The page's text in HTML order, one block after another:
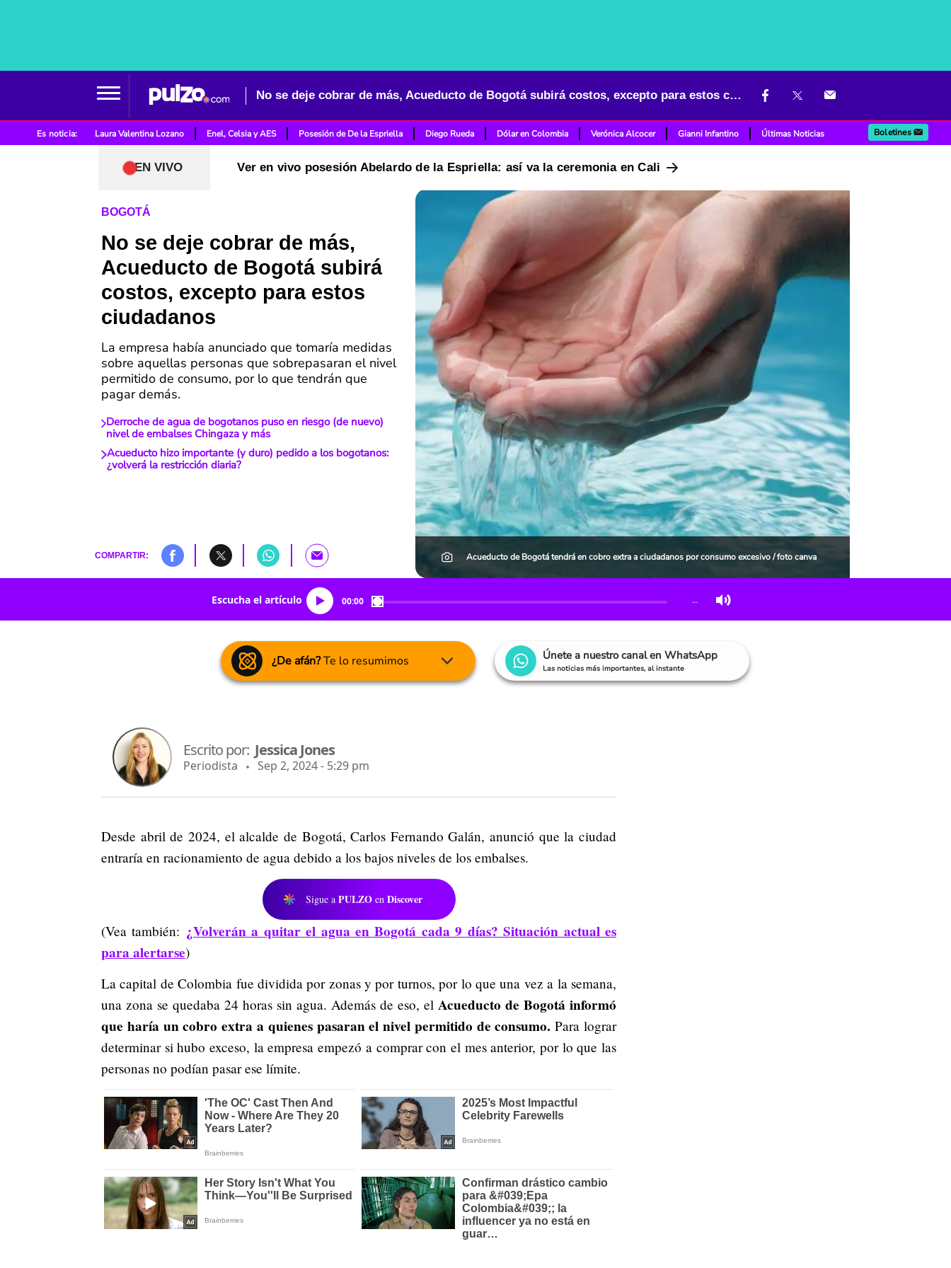
No se deje cobrar de más, Acueducto de Bogotá subirá costos, excepto para estos ciudadanos
Es noticia: Laura Valentina Lozano Enel, Celsia y AES Posesión de De la Espriella Diego Rueda Dólar en Colombia Verónica Alcocer Gianni Infantino Últimas Noticias Boletines
EN VIVO Ver en vivo posesión Abelardo de la Espriella: así va la ceremonia en Cali
BOGOTÁ
No se deje cobrar de más,
Acueducto de Bogotá subirá
costos, excepto para estos
ciudadanos
La empresa había anunciado que tomaría medidas
sobre aquellas personas que sobrepasaran el nivel
permitido de consumo, por lo que tendrán que
pagar demás.
Derroche de agua de bogotanos puso en riesgo (de nuevo)
nivel de embalses Chingaza y más
Acueducto hizo importante (y duro) pedido a los bogotanos:
¿volverá la restricción diaria?
COMPARTIR: Acueducto de Bogotá tendrá en cobro extra a ciudadanos por consumo excesivo / foto canva
Escucha el artículo 00:00 …
¿De afán?Te lo resumimos Únete a nuestro canal en WhatsApp
Las noticias más importantes, al instante
Escrito por: Jessica Jones
Periodista Sep 2, 2024 - 5:29 pm
Desde abril de 2024, el alcalde de Bogotá, Carlos Fernando Galán, anunció que la ciudad
entraría en racionamiento de agua debido a los bajos niveles de los embalses.
Sigue a PULZO en Discover
(Vea también: ¿Volverán a quitar el agua en Bogotá cada 9 días? Situación actual es
para alertarse)
La capital de Colombia fue dividida por zonas y por turnos, por lo que una vez a la semana,
una zona se quedaba 24 horas sin agua. Además de eso, el Acueducto de Bogotá informó
que haría un cobro extra a quienes pasaran el nivel permitido de consumo. Para lograr
determinar si hubo exceso, la empresa empezó a comprar con el mes anterior, por lo que las
personas no podían pasar ese límite.